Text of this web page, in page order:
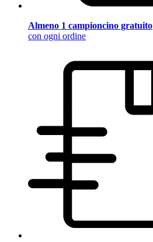
Almeno 1 campioncino gratuito
con ogni ordine